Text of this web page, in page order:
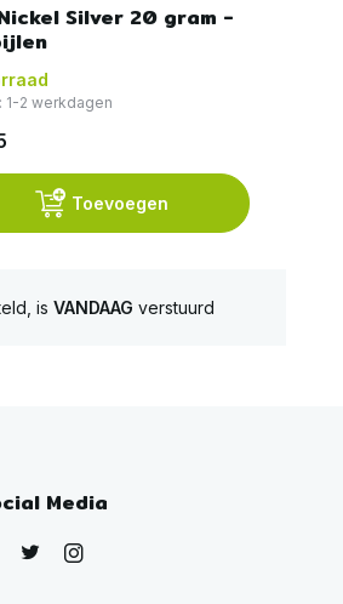
Silver 20 gram -
1-2 werkdagen
Toevoegen
is VANDAAG verstuurd
Media